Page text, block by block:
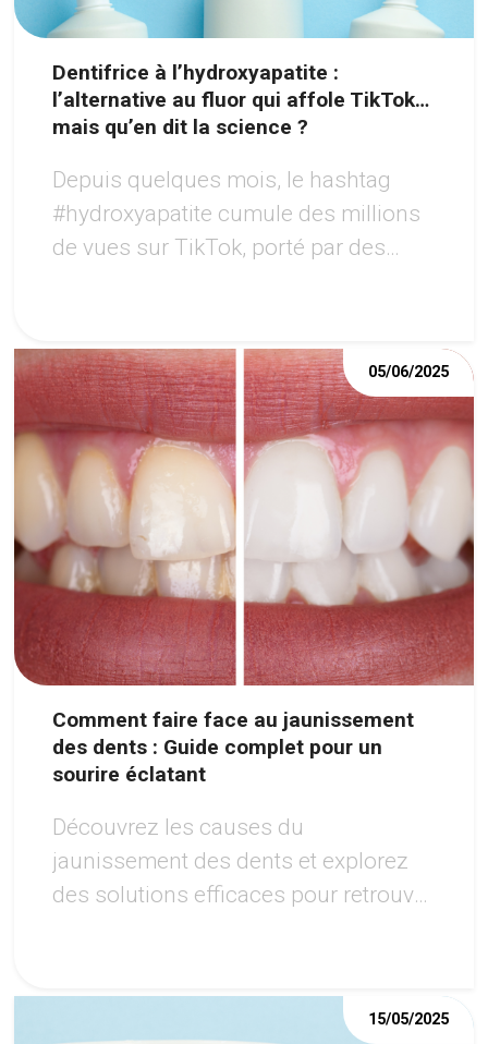
Dentifrice à l’hydroxyapatite :
l’alternative au fluor qui affole TikTok…
mais qu’en dit la science ?
Depuis quelques mois, le hashtag
#hydroxyapatite cumule des millions
de vues sur TikTok, porté par des
Comment faire face au jaunissement
des dents : Guide complet pour un
sourire éclatant
05/06/2025
Découvrez les causes du
jaunissement des dents et explorez
des solutions efficaces pour retrouver
professionnels, ce guide vous aide à
choisir la meilleure option pour vos15/05/2025